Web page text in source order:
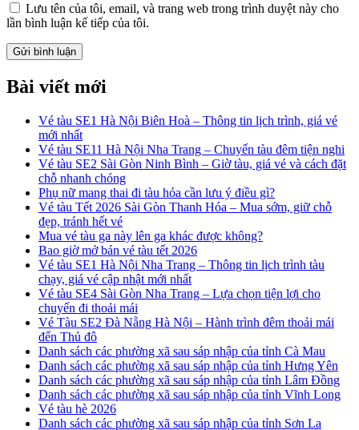
Lưu tên của tôi, email, và trang web trong trình duyệt này cho
lần bình luận kế tiếp của tôi.
Bài viết mới
Vé tàu SE1 Hà Nội Biên Hoà – Thông tin lịch trình, giá vé
mới nhất
Vé tàu SE11 Hà Nội Nha Trang – Chuyến tàu đêm tiện nghi
Vé tàu SE2 Sài Gòn Ninh Bình – Giờ tàu, giá vé và cách đặt
chỗ nhanh chóng
Phụ nữ mang thai đi tàu hỏa cần lưu ý điều gì?
Vé tàu Tết 2026 Sài Gòn Thanh Hóa – Mua sớm, giữ chỗ
đẹp, tránh hết vé
Mua vé tàu ga này lên ga khác được không?
Bao giờ mở bán vé tàu tết 2026
Vé tàu SE1 Hà Nội Nha Trang – Thông tin lịch trình tàu
chạy, giá vé cập nhật mới nhất
Vé tàu SE4 Sài Gòn Nha Trang – Lựa chọn tiện lợi cho
chuyến đi thoải mái
Vé Tàu SE2 Đà Nẵng Hà Nội – Hành trình đêm thoải mái
đến Thủ đô
Danh sách các phường xã sau sáp nhập của tỉnh Cà Mau
Danh sách các phường xã sau sáp nhập của tỉnh Hưng Yên
Danh sách các phường xã sau sáp nhập của tỉnh Lâm Đồng
Danh sách các phường xã sau sáp nhập của tỉnh Vĩnh Long
Vé tàu hè 2026
Danh sách các phường xã sau sáp nhập của tỉnh Sơn La